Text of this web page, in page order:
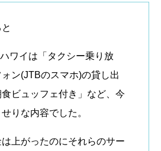
ワイは「タクシー乗り放
ン(JTBのスマホ)の貸し出
ビュッフェ付き」など、今
りな内容でした。
上がったのにそれらのサー